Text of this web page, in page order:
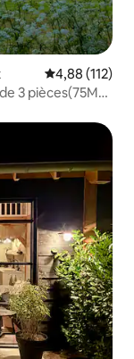
Évaluation
4,88 (112)
3 pièces(75M2)